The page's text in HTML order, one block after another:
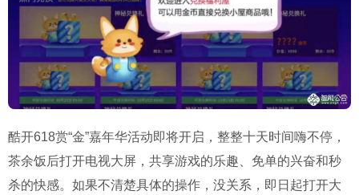
酷开618赏“金”嘉年华活动即将开启，整整十天时间嗨不停，
茶余饭后打开电视大屏，共享游戏的乐趣、免单的兴奋和秒
杀的快感。如果不清楚具体的操作，没关系，即日起打开大